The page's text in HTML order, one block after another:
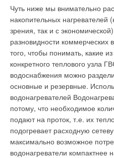
Чуть ниже мы внимательно
накопительных нагревателей
зрения, так и с
разновидности коммерческих
того, чтобы понимать, какие
конкретного теплового узла
водоснабжения можно
основные и резервные.
водонагревателей
потому, что необходимое
подают на проток, т.е. их
подогревает расходную
максимально возможное
водонагреватели компактнее
разработчики заняты в
максимальной отопительной
значительных успехов: уже
исполнении мощностью более
Несмотря на то, что в
производителя принцип
КПД, превышающим 100 %,
понимают его суть далеко не
отопительных котлов,
быть нагрет исключительно
сгорания, поэтому КПД
насколько сильно горячий дым
минимального расхода)
расход.
Водосчетчики диаметром 15
отечественном рынке, в
имеют в качестве порога
12, 15 и 30 л/ч. Таким
меньше порога
получает «законное» право
воду, что становится одной
показаний общедомового и
водосчетчиков.
Снижение порога